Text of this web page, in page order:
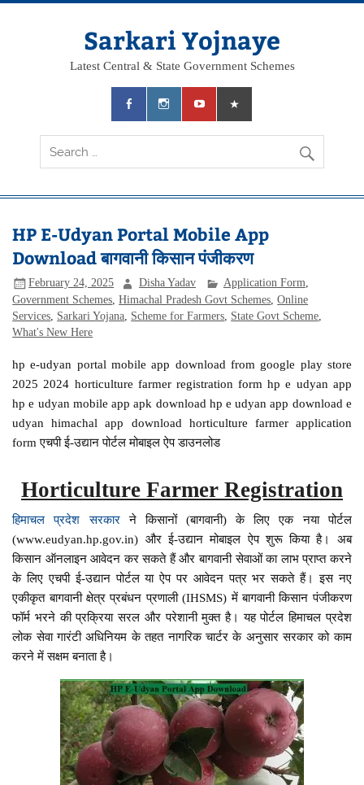
Skip
Sarkari Yojnaye
Latest Central & State Government Schemes
HP E-Udyan Portal Mobile App
Download बागवानी किसान पंजीकरण
February 24, 2025 Disha Yadav Application Form
Government Schemes ,Himachal Pradesh Govt Schemes ,Online
Services Sarkari Yojana Scheme for Farmers State Govt Scheme
What's New Here
hp e-udyan portal mobile app download from google play store
2025 2024 horticulture farmer registration form hp e udyan app
hp e udyan mobile app apk download hp e udyan app download e
udyan himachal app download horticulture farmer application
form एचपी ई-उद्यान पोर्टल मोबाइल ऐप डाउनलोड
Horticulture Farmer Registration
हिमाचल प्रदेश सरकारने किसानों (बागवानी) के लिए एक नया पोर्टल
(www.eudyan.hp.gov.in) और ई-उद्यान मोबाइल ऐप शुरू किया है। अब
किसान ऑनलाइन आवेदन कर सकते हैं और बागवानी सेवाओं का लाभ प्राप्त करने
के लिए एचपी ई-उद्यान पोर्टल या ऐप पर आवेदन पत्र भर सकते हैं। इस नए
एकीकृत बागवानी क्षेत्र प्रबंधन प्रणाली (IHSMS) में बागवानी किसान पंजीकरण
फॉर्म भरने की प्रक्रिया सरल और परेशानी मुक्त है। यह पोर्टल हिमाचल प्रदेश
लोक सेवा गारंटी अधिनियम के तहत नागरिक चार्टर के अनुसार सरकार को काम
करने में सक्षम बनाता है।